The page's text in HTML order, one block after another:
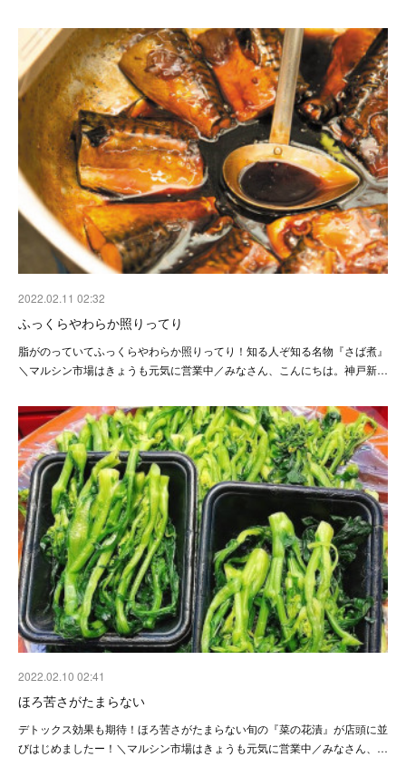
2022.02.11 02:32
ふっくらやわらか照りってり
脂がのっていてふっくらやわらか照りってり！知る人ぞ知る名物『さば煮』
＼マルシン市場はきょうも元気に営業中／みなさん、こんにちは。神戸新…
2022.02.10 02:41
ほろ苦さがたまらない
デトックス効果も期待！ほろ苦さがたまらない旬の『菜の花漬』が店頭に並
びはじめましたー！＼マルシン市場はきょうも元気に営業中／みなさん、…